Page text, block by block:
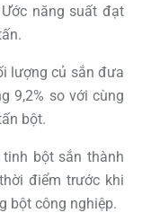
năng suất đạt
lượng củ sắn đưa
9,2% so với cùng
bột.
bột sắn thành
điểm trước khi
bột công nghiệp.